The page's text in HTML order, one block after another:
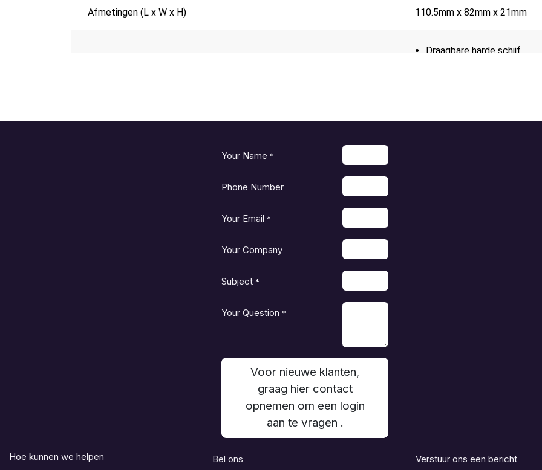
Afmetingen (L x W x H) 110.5mm x 82mm x 21mm
Draagbare harde schijf
Hoe kunnen we helpen
Your Name *
Phone Number
Your Email *
Your Company
Subject *
Your Question *
Voor nieuwe klanten,
graag hier contact
opnemen om een login
aan te vragen .
Bel ons Verstuur ons een bericht